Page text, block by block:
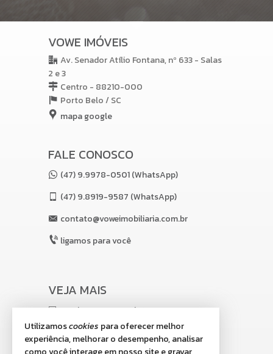
VOWE IMÓVEIS
Av. Senador Atílio Fontana, nº 633 - Salas
2 e 3
Centro - 88210-000
Porto Belo /SC
mapa google
FALE CONOSCO
(47) 9.9978-0501 (WhatsApp)
(47)9.8919-9587 (WhatsApp)
contato@voweimobiliaria.com.br
ligamos para você
VEJA MAIS
receba nosso newsletter
indicadores financeiros
Utilizamoscookies para oferecer melhor
experiência, melhorar o desempenho, analisar